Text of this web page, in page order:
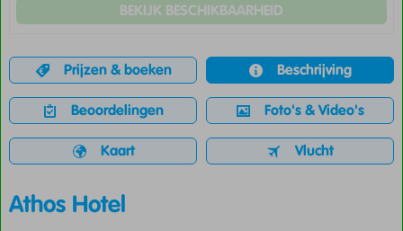
BEKIJK BESCHIKBAARHEID
Prijzen & boeken Beschrijving
Beoordelingen Foto's & Video's
Kaart Vlucht
Athos Hotel